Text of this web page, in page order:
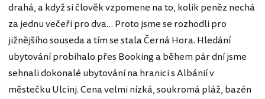
drahá, a když si člověk vzpomene na to, kolik peněz nechá
za jednu večeři pro dva… Proto jsme se rozhodli pro
jižnějšího souseda a tím se stala Černá Hora. Hledání
ubytování probíhalo přes Booking a během pár dní jsme
sehnali dokonalé ubytování na hranici s Albánií v
městečku Ulcinj. Cena velmi nízká, soukromá pláž, bazén